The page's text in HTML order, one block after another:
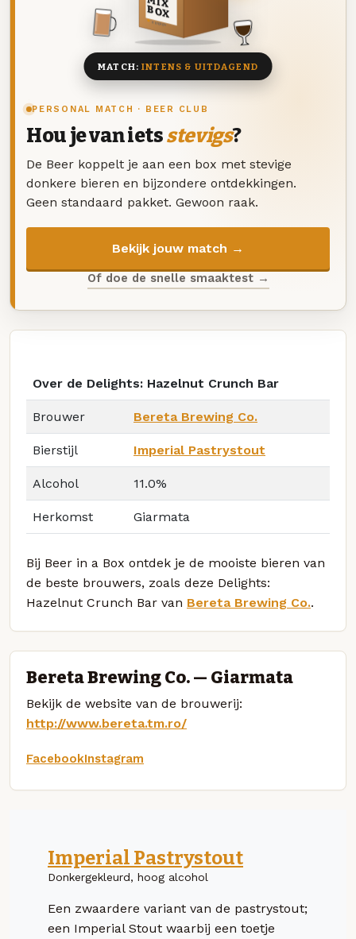
PERSONAL MATCH · BEER CLUB
Hou je van ietsstevigs?
De Beer koppelt je aan een box met stevige
donkere bieren en bijzondere ontdekkingen.
Geen standaard pakket. Gewoon raak.
Bekijk jouw match →
Of doe de snelle smaaktest →
BOX
8 BIEREN
MATCH:INTENS & UITDAGEND
Over de Delights: Hazelnut Crunch Bar
Brouwer Bereta Brewing Co.
Bierstijl Imperial Pastrystout
Alcohol 11.0%
Herkomst Giarmata
Bij Beer in a Box ontdek je de mooiste bieren van
de beste brouwers, zoals deze Delights:
Hazelnut Crunch Bar van Bereta Brewing Co..
Bereta Brewing Co. — Giarmata
Bekijk de website van de brouwerij:
http://www.bereta.tm.ro/
FacebookInstagram
Imperial Pastrystout
Donkergekleurd, hoog alcohol
Een zwaardere variant van de pastrystout;
een Imperial Stout waarbij een toetje